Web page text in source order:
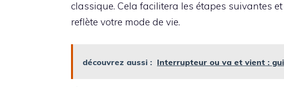
classique. Cela facilitera les étapes suivantes
reflète votre mode de vie.
découvrez aussi : Interrupteur ou va et vient :